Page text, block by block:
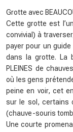
Grotte avec
Cette grotte est
convivial) à
payer pour un
dans la grotte. La
PLEINES de
où les gens
peine en voir, cet
sur le sol, certains
(chauve-souris
Une courte